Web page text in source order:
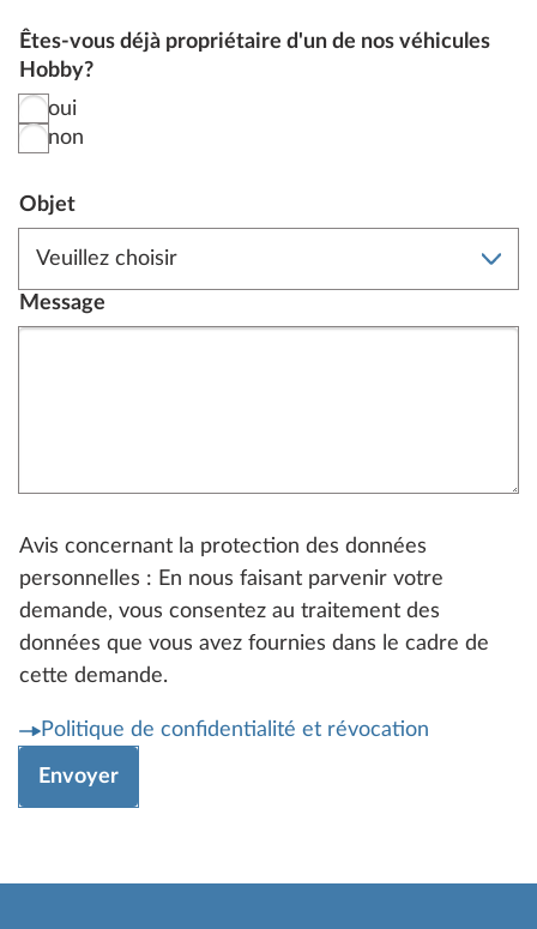
Êtes-vous déjà propriétaire d'un de nos véhicules
Hobby?
oui
non
Objet
Message
Avis concernant la protection des données
personnelles : En nous faisant parvenir votre
demande, vous consentez au traitement des
données que vous avez fournies dans le cadre de
cette demande.
Politique de confidentialité et révocation
Envoyer